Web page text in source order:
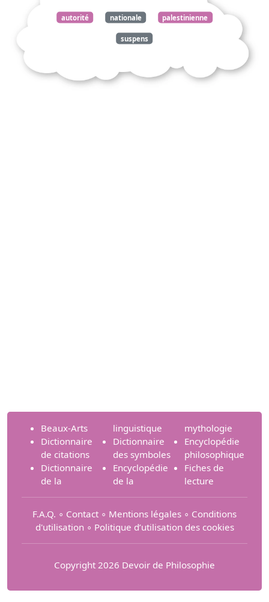
autorité nationale palestinienne
suspens
Beaux-Arts
Dictionnaire
de citations
Dictionnaire
de la
linguistique
Dictionnaire
des symboles
Encyclopédie
de la
mythologie
Encyclopédie
philosophique
Fiches de
lecture
F.A.Q. ∘ Contact ∘ Mentions légales ∘ Conditions
d'utilisation ∘ Politique d’utilisation des cookies
Copyright 2026 Devoir de Philosophie